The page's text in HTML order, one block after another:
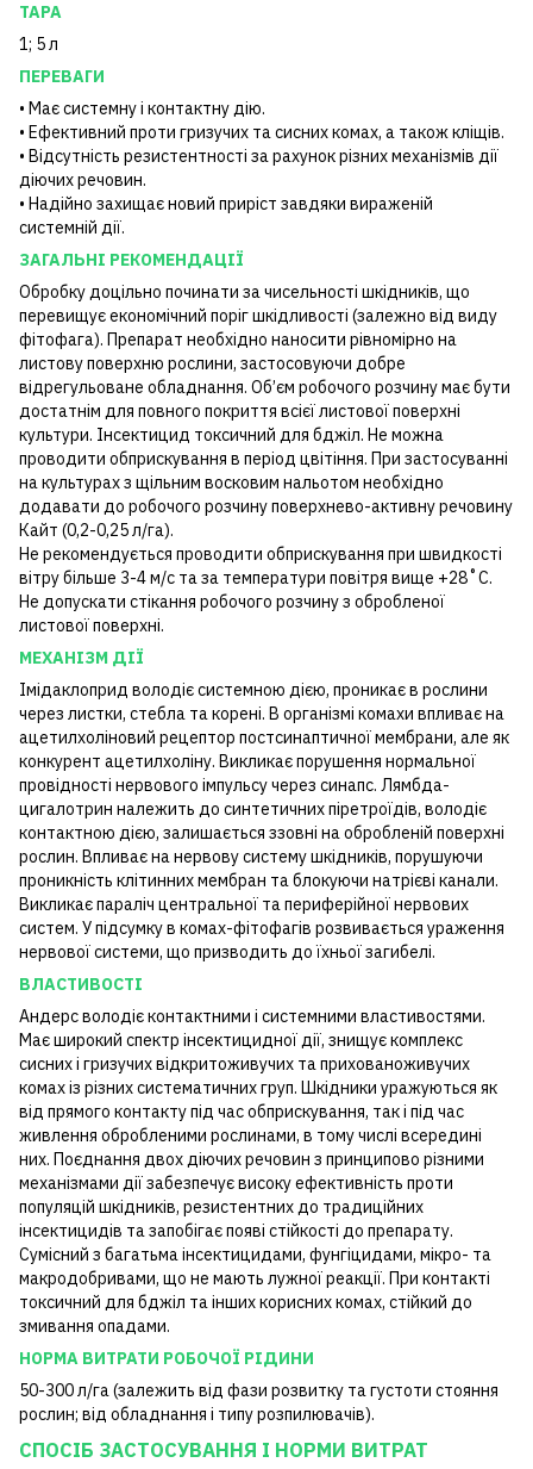
ТАРА
1; 5 л
ПЕРЕВАГИ
• Має системну і контактну дію.
• Ефективний проти гризучих та сисних комах, а також кліщів.
• Відсутність резистентності за рахунок різних механізмів дії
діючих речовин.
• Надійно захищає новий приріст завдяки вираженій
системній дії.
ЗАГАЛЬНІ РЕКОМЕНДАЦІЇ
Обробку доцільно починати за чисельності шкідників, що
перевищує економічний поріг шкідливості (залежно від виду
фітофага). Препарат необхідно наносити рівномірно на
листову поверхню рослини, застосовуючи добре
відрегульоване обладнання. Об’єм робочого розчину має бути
достатнім для повного покриття всієї листової поверхні
культури. Інсектицид токсичний для бджіл. Не можна
проводити обприскування в період цвітіння. При застосуванні
на культурах з щільним восковим нальотом необхідно
додавати до робочого розчину поверхнево-активну речовину
Кайт (0,2-0,25 л/га).
Не рекомендується проводити обприскування при швидкості
вітру більше 3-4 м/с та за температури повітря вище +28˚С.
Не допускати стікання робочого розчину з обробленої
листової поверхні.
МЕХАНІЗМ ДІЇ
Імідаклоприд володіє системною дією, проникає в рослини
через листки, стебла та корені. В організмі комахи впливає на
ацетилхоліновий рецептор постсинаптичної мембрани, але як
конкурент ацетилхоліну. Викликає порушення нормальної
провідності нервового імпульсу через синапс. Лямбда-
цигалотрин належить до синтетичних піретроїдів, володіє
контактною дією, залишається ззовні на обробленій поверхні
рослин. Впливає на нервову систему шкідників, порушуючи
проникність клітинних мембран та блокуючи натрієві канали.
Викликає параліч центральної та периферійної нервових
систем. У підсумку в комах-фітофагів розвивається ураження
нервової системи, що призводить до їхньої загибелі.
ВЛАСТИВОСТІ
Андерс володіє контактними і системними властивостями.
Має широкий спектр інсектицидної дії, знищує комплекс
сисних і гризучих відкритоживучих та прихованоживучих
комах із різних систематичних груп. Шкідники уражуються як
від прямого контакту під час обприскування, так і під час
живлення обробленими рослинами, в тому числі всередині
них. Поєднання двох діючих речовин з принципово різними
механізмами дії забезпечує високу ефективність проти
популяцій шкідників, резистентних до традиційних
інсектицидів та запобігає появі стійкості до препарату.
Сумісний з багатьма інсектицидами, фунгіцидами, мікро- та
макродобривами, що не мають лужної реакції. При контакті
токсичний для бджіл та інших корисних комах, стійкий до
змивання опадами.
НОРМА ВИТРАТИ РОБОЧОЇ РІДИНИ
50-300 л/га (залежить від фази розвитку та густоти стояння
рослин; від обладнання і типу розпилювачів).
СПОСІБ ЗАСТОСУВАННЯ І НОРМИ ВИТРАТ